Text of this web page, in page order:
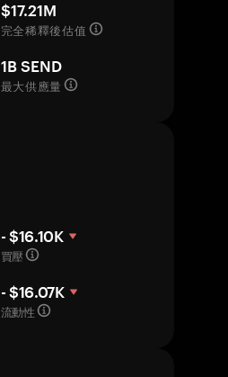
$17.21M
完全稀釋後估值
1B SEND
最大供應量
- $16.10K
買壓
- $16.07K
流動性